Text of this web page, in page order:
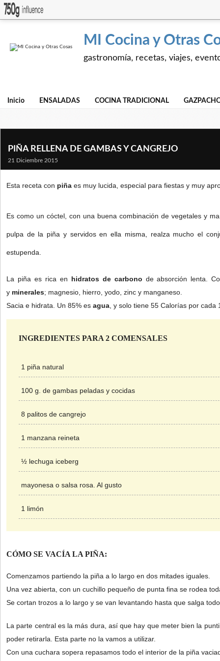
MI Cocina y Otras
gastronomía, recetas, viajes,
Inicio ENSALADAS COCINA TRADICIONAL
PIÑA RELLENA DE GAMBAS Y CANGREJO
21 Diciembre 2015
Esta receta con piña es muy lucida, especial para fiestas y muy
Es como un cóctel, con una buena combinación de vegetales y
pulpa de la piña y servidos en ella misma, realza mucho el
estupenda.
La piña es rica en hidratos de carbono de absorción lenta.
y minerales; magnesio, hierro, yodo, zinc y manganeso.
Sacia e hidrata. Un 85% es agua, y solo tiene 55 Calorías por cada
INGREDIENTES PARA 2 COMENSALES
1 piña natural
100 g. de gambas peladas y cocidas
8 palitos de cangrejo
1 manzana reineta
½ lechuga iceberg
mayonesa o salsa rosa. Al gusto
1 limón
CÓMO SE VACÍA LA PIÑA:
Comenzamos partiendo la piña a lo largo en dos mitades iguales.
Una vez abierta, con un cuchillo pequeño de punta fina se rodea
Se cortan trozos a lo largo y se van levantando hasta que salga
La parte central es la más dura, así que hay que meter bien la
poder retirarla. Esta parte no la vamos a utilizar.
Con una cuchara sopera repasamos todo el interior de la piña